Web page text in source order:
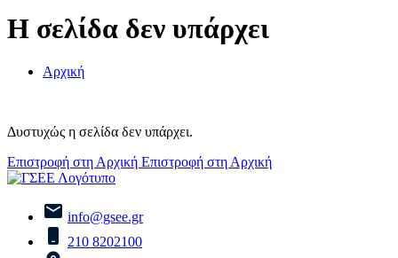
Η σελίδα δεν υπάρχει
Αρχική
Δυστυχώς η σελίδα δεν υπάρχει.
Επιστροφή στη Αρχική Επιστροφή στη Αρχική
info@gsee.gr
210 8202100